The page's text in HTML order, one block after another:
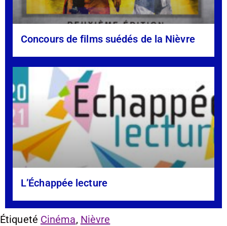
Concours de films suédés de la Nièvre
L’Échappée lecture
Étiqueté Cinéma, Nièvre